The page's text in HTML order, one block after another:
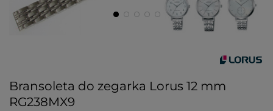
Bransoleta do zegarka Lorus 12 mm
RG238MX9